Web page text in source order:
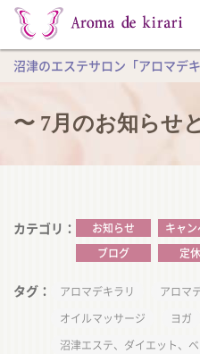
沼津のエステサロン「アロマデキ
〜 7月のお知らせ
カテゴリ
お知らせ キャ
ブログ
定
タグ アロマデキラリ
アロマ
オイルマッサージ
ヨガ
沼津エステ、ダイエット、